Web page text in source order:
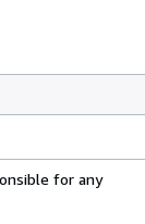
for any